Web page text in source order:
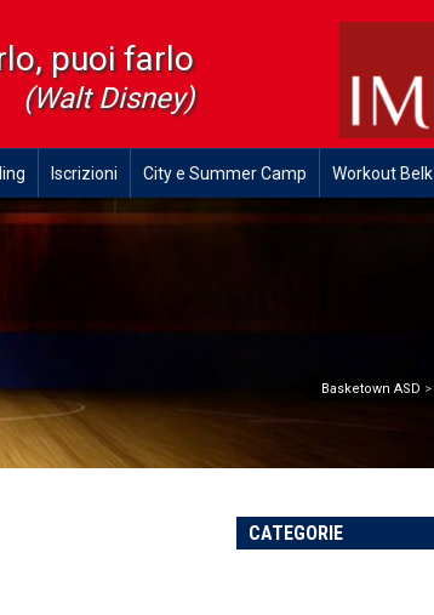
puoi farlo
(Walt Disney)
Iscrizioni City e Summer Camp Workout Belk
Basketown ASD >
CATEGORIE